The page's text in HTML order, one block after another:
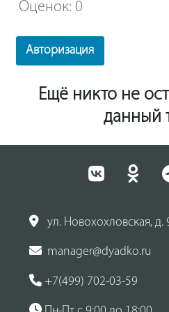
Оценок: 0
Авторизация
Ещё никто не
данный
ул. Новохохловская, д.
manager@dyadko.ru
+7(499) 702-03-59